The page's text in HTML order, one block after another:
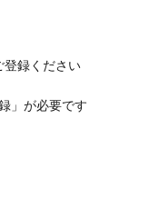
登録ください
」が必要です